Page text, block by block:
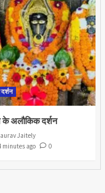
दर्शन
अलौकिक दर्शन
Jaitely
minutes ago
0